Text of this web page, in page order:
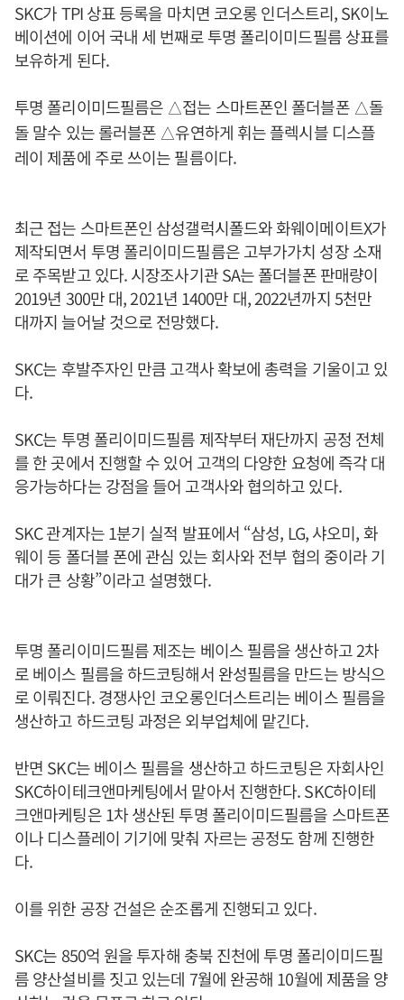
SKC가 TPI 상표 등록을 마치면 코오롱 인더스트리, SK이노
베이션에 이어 국내 세 번째로 투명 폴리이미드필름 상표를
보유하게 된다.
투명 폴리이미드필름은 △접는 스마트폰인 폴더블폰 △돌
돌 말수 있는 롤러블폰 △유연하게 휘는 플렉시블 디스플
레이 제품에 주로 쓰이는 필름이다.
최근 접는 스마트폰인 삼성갤럭시폴드와 화웨이메이트X가
제작되면서 투명 폴리이미드필름은 고부가가치 성장 소재
로 주목받고 있다. 시장조사기관 SA는 폴더블폰 판매량이
2019년 300만 대, 2021년 1400만 대, 2022년까지 5천만
대까지 늘어날 것으로 전망했다.
SKC는 후발주자인 만큼 고객사 확보에 총력을 기울이고 있
다.
SKC는 투명 폴리이미드필름 제작부터 재단까지 공정 전체
를 한 곳에서 진행할 수 있어 고객의 다양한 요청에 즉각 대
응가능하다는 강점을 들어 고객사와 협의하고 있다.
SKC 관계자는 1분기 실적 발표에서 “삼성, LG, 샤오미, 화
웨이 등 폴더블 폰에 관심 있는 회사와 전부 협의 중이라 기
대가 큰 상황”이라고 설명했다.
투명 폴리이미드필름 제조는 베이스 필름을 생산하고 2차
로 베이스 필름을 하드코팅해서 완성필름을 만드는 방식으
로 이뤄진다. 경쟁사인 코오롱인더스트리는 베이스 필름을
생산하고 하드코팅 과정은 외부업체에 맡긴다.
반면 SKC는 베이스 필름을 생산하고 하드코팅은 자회사인
SKC하이테크앤마케팅에서 맡아서 진행한다. SKC하이테
크앤마케팅은 1차 생산된 투명 폴리이미드필름을 스마트폰
이나 디스플레이 기기에 맞춰 자르는 공정도 함께 진행한
다.
이를 위한 공장 건설은 순조롭게 진행되고 있다.
SKC는 850억 원을 투자해 충북 진천에 투명 폴리이미드필
름 양산설비를 짓고 있는데 7월에 완공해 10월에 제품을 양